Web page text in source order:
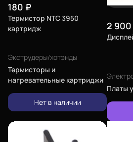
180 ₽
Термистор NTC 3950
картридж
Экструдеры/хотэнды
Термисторы и
нагревательные картриджи
Нет в наличии
2 900
Платы